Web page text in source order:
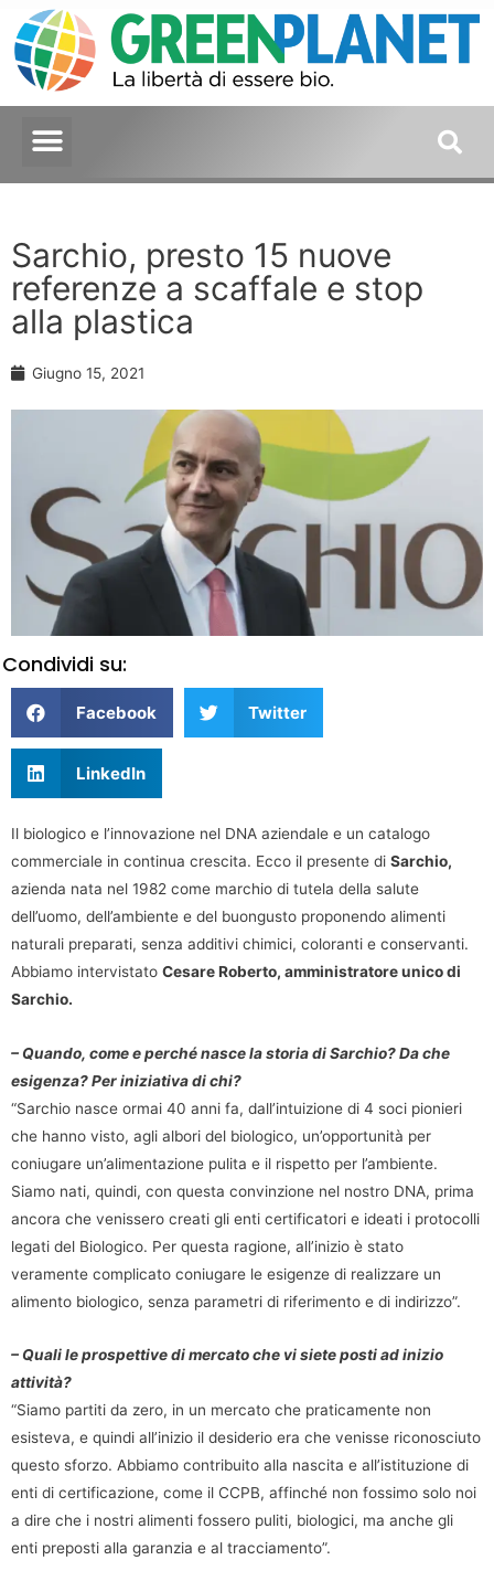
Sarchio, presto 15 nuove
referenze a scaffale e stop
alla plastica
Giugno 15, 2021
Condividi su:
Facebook Twitter
LinkedIn
Il biologico e l’innovazione nel DNA aziendale e un catalogo
commerciale in continua crescita. Ecco il presente di Sarchio,
azienda nata nel 1982 come marchio di tutela della salute
dell’uomo, dell’ambiente e del buongusto proponendo alimenti
naturali preparati, senza additivi chimici, coloranti e conservanti.
Abbiamo intervistato Cesare Roberto, amministratore unico di
Sarchio.
– Quando, come e perché nasce la storia di Sarchio? Da che
esigenza? Per iniziativa di chi?
“Sarchio nasce ormai 40 anni fa, dall’intuizione di 4 soci pionieri
che hanno visto, agli albori del biologico, un’opportunità per
coniugare un’alimentazione pulita e il rispetto per l’ambiente.
Siamo nati, quindi, con questa convinzione nel nostro DNA, prima
ancora che venissero creati gli enti certificatori e ideati i protocolli
legati del Biologico. Per questa ragione, all’inizio è stato
veramente complicato coniugare le esigenze di realizzare un
alimento biologico, senza parametri di riferimento e di indirizzo”.
– Quali le prospettive di mercato che vi siete posti ad inizio
attività?
“Siamo partiti da zero, in un mercato che praticamente non
esisteva, e quindi all’inizio il desiderio era che venisse riconosciuto
questo sforzo. Abbiamo contribuito alla nascita e all’istituzione di
enti di certificazione, come il CCPB, affinché non fossimo solo noi
a dire che i nostri alimenti fossero puliti, biologici, ma anche gli
enti preposti alla garanzia e al tracciamento”.